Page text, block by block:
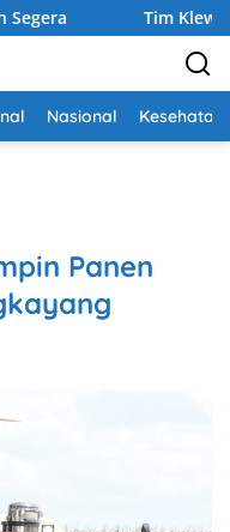
Tim Klewang Polresta
Nasional Kesehatan
Panen